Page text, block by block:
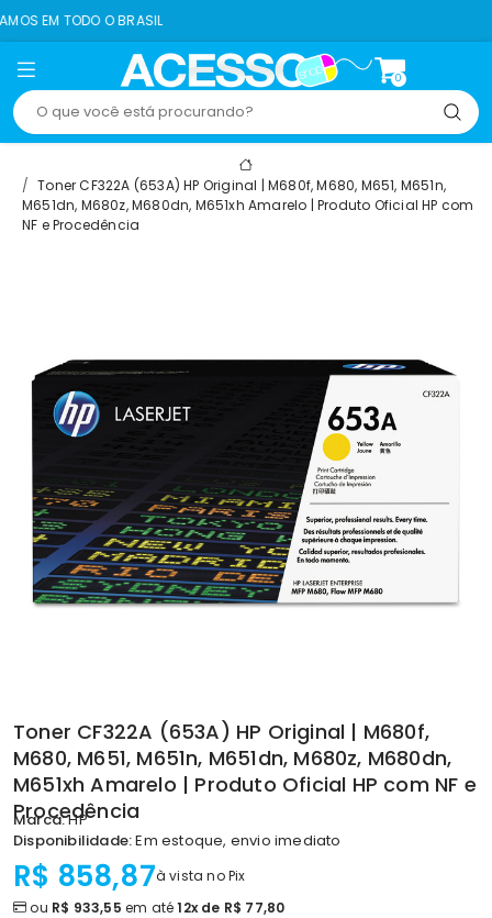
O BRASIL
0
Toner CF322A (653A) HP Original | M680f, M680, M651, M651n,
M651dn, M680z, M680dn, M651xh Amarelo | Produto Oficial HP com
NF e Procedência
Toner CF322A (653A) HP Original | M680f,
M680, M651, M651n, M651dn, M680z, M680dn,
M651xh Amarelo | Produto Oficial HP com NF e
Procedência
Marca:HP
Disponibilidade:Em estoque, envio imediato
R$ 858,87à vista no Pix
ou R$ 933,55 em até12x de R$ 77,80